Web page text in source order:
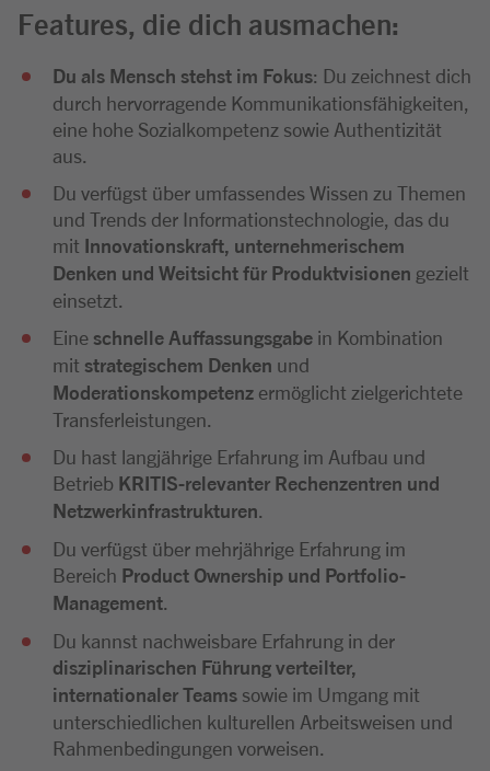
Features, die dich ausmachen:
Du als Mensch stehst im Fokus: Du zeichnest dich
durch hervorragende Kommunikationsfähigkeiten,
eine hohe Sozialkompetenz sowie Authentizität
aus.
Du verfügst über umfassendes Wissen zu Themen
und Trends der Informationstechnologie, das du
mit Innovationskraft, unternehmerischem
Denken und Weitsicht für Produktvisionen gezielt
einsetzt.
Eine schnelle Auffassungsgabe in Kombination
mit strategischem Denken und
Moderationskompetenz ermöglicht zielgerichtete
Transferleistungen.
Du hast langjährige Erfahrung im Aufbau und
Betrieb KRITIS-relevanter Rechenzentren und
Netzwerkinfrastrukturen
Du verfügst über mehrjährige Erfahrung im
Bereich Product Ownership und Portfolio-
Management
Du kannst nachweisbare Erfahrung in der
disziplinarischen Führung verteilter,
internationaler Teams sowie im Umgang mit
unterschiedlichen kulturellen Arbeitsweisen und
Rahmenbedingungen vorweisen.